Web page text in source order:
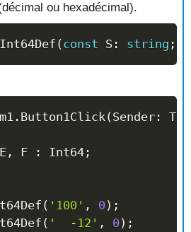
ou hexadécimal).
(const S : string ;
. Button1Click (Sender :
E , F : Int64 ;
( '100' , 0 ) ;
( '  -12' , 0 ) ;